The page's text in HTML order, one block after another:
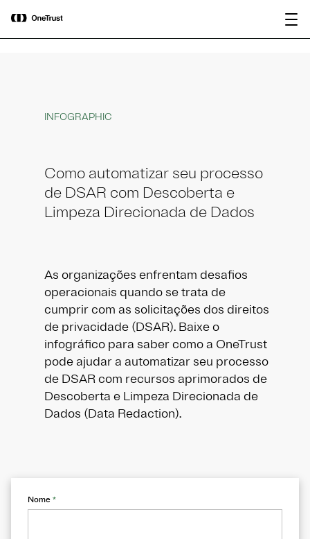
OneTrust nomeada “Visionária” no
Magic Quadrant™ 2026 da Gartner®
para plataformas de governança de IA.
INFOGRAPHIC
Como automatizar seu processo
de DSAR com Descoberta e
Limpeza Direcionada de Dados
As organizações enfrentam desafios
operacionais quando se trata de
cumprir com as solicitações dos direitos
de privacidade (DSAR). Baixe o
infográfico para saber como a OneTrust
pode ajudar a automatizar seu processo
de DSAR com recursos aprimorados de
Descoberta e Limpeza Direcionada de
Dados (Data Redaction).
Nome *